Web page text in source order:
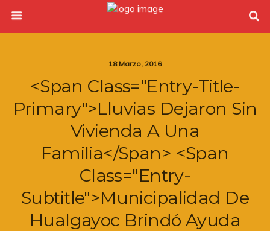
18 Marzo, 2016
<span Class="entry-Title-
Primary">Lluvias Dejaron Sin
Vivienda A Una
Familia</span> <span
Class="entry-
Subtitle">Municipalidad De
Hualgayoc Brindó Ayuda